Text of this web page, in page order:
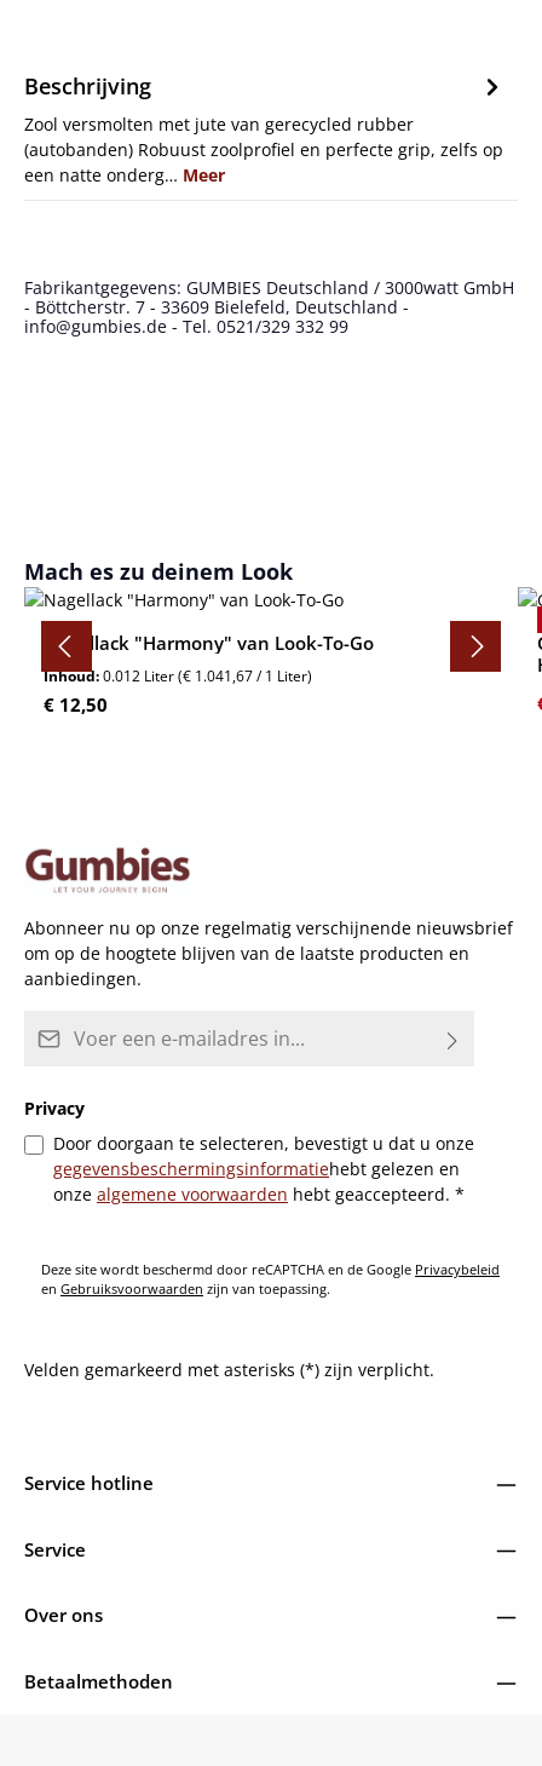
Beschrijving
Zool versmolten met jute van gerecycled rubber
(autobanden) Robuust zoolprofiel en perfecte grip, zelfs op
een natte onderg… Meer
Fabrikantgegevens: GUMBIES Deutschland / 3000watt GmbH
- Böttcherstr. 7 - 33609 Bielefeld, Deutschland -
info@gumbies.de - Tel. 0521/329 332 99
Productgalerij overslaan
Mach es zu deinem Look
Nagellack "Harmony" van Look-To-Go
Inhoud:0.012 Liter(€ 1.041,67 / 1 Liter)
Normale prijs:
€ 12,50
Abonneer nu op onze regelmatig verschijnende nieuwsbrief
om op de hoogtete blijven van de laatste producten en
aanbiedingen.
Privacy
Door doorgaan te selecteren, bevestigt u dat u onze
gegevensbeschermingsinformatiehebt gelezen en
onze algemene voorwaarden hebt geaccepteerd. *
Deze site wordt beschermd door reCAPTCHA en de Google Privacybeleid
en Gebruiksvoorwaarden zijn van toepassing.
Velden gemarkeerd met asterisks (*) zijn verplicht.
Service hotline
Service
Over ons
Betaalmethoden